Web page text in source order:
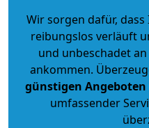
Wir sorgen dafür,
reibungslos verläuft
und unbeschadet
ankommen.
günstigen
umfassender